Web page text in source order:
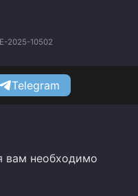
2025-10502
Telegram
вам необходимо